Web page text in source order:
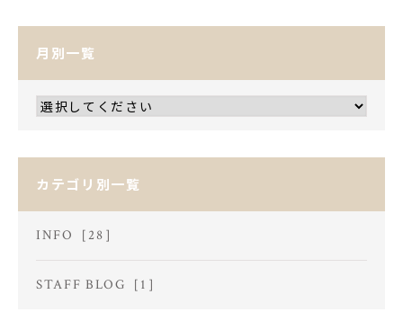
月別一覧
カテゴリ別一覧
INFO［28］
STAFF BLOG［1］